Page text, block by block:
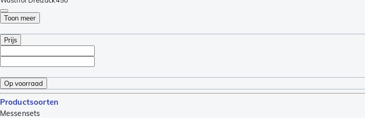
Toon meer
Prijs
Op voorraad
Productsoorten
Messensets